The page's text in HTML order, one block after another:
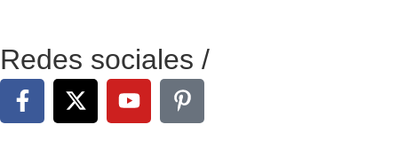
Redes sociales /